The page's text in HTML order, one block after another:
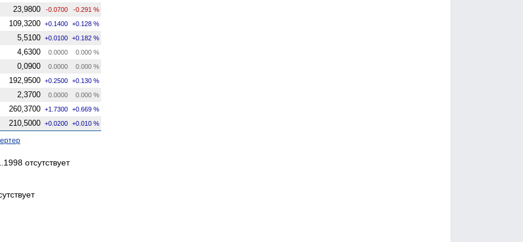
23,9800 -0.0700 -0.291 %
109,3200 +0.1400 +0.128 %
5,5100 +0.0100 +0.182 %
4,6300 0.0000 0.000 %
0,0900 0.0000 0.000 %
192,9500 +0.2500 +0.130 %
2,3700 0.0000 0.000 %
260,3700 +1.7300 +0.669 %
210,5000 +0.0200 +0.010 %
отсутствует